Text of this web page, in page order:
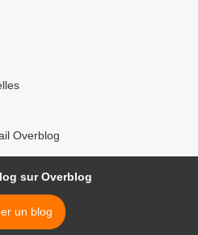
Overblog
sur Overblog
un blog